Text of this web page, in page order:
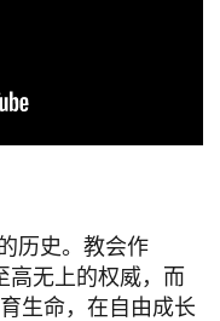
历史。教会作
高无上的权威，而
生命，在自由成长